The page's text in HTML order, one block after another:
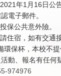
年1月16日公
電子郵件。
保公共意外險。
住宿，如有交通
保杯，本校不提
動、報名有任何
974976